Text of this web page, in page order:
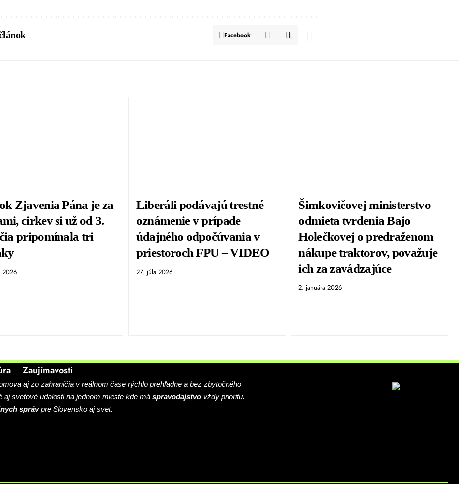
Facebook
Zjavenia Pána je za
cirkev si už od 3.
pripomínala tri
2026
Liberáli podávajú trestné
oznámenie v prípade
údajného odpočúvania v
priestoroch FPU – VIDEO
27. júla 2026
Šimkovičovej ministerstvo
odmieta tvrdenia Bajo
Holečkovej o predraženom
nákupe traktorov, považuje
ich za zavádzajúce
2. januára 2026
Zaujímavosti
aj zo zahraničia v reálnom čase rýchlo prehľadne a bez zbytočného
svetové udalosti na jednom mieste kde má spravodajstvo vždy prioritu.
správpre Slovensko aj svet.